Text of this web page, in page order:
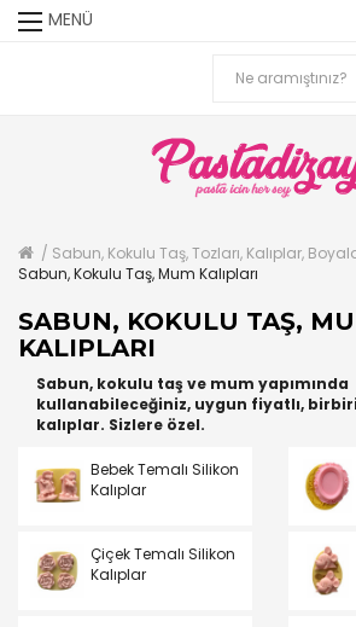
MENÜ
Sabun, Kokulu Taş, Tozları, Kalıplar,
Sabun, Kokulu Taş, Mum Kalıpları
SABUN, KOKULU TAŞ,
KALIPLARI
Sabun, kokulu taş ve mum yapımında
kullanabileceğiniz, uygun fiyatlı,
kalıplar. Sizlere özel.
Bebek Temalı Silikon
Kalıplar
Çiçek Temalı Silikon
Kalıplar